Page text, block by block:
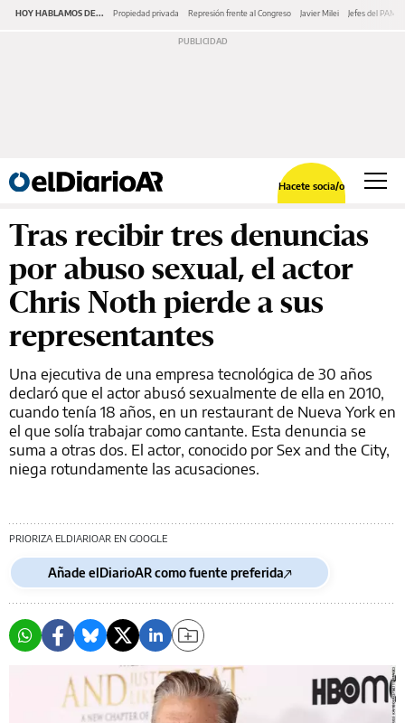
HOY HABLAMOS DE... Propiedad privada Represión frente al Congreso Javier Milei Jefes del PAMI
Hacete socia/o
Tras recibir tres denuncias
por abuso sexual, el actor
Chris Noth pierde a sus
representantes
Una ejecutiva de una empresa tecnológica de 30 años
declaró que el actor abusó sexualmente de ella en 2010,
cuando tenía 18 años, en un restaurant de Nueva York en
el que solía trabajar como cantante. Esta denuncia se
suma a otras dos. El actor, conocido por Sex and the City,
niega rotundamente las acusaciones.
PRIORIZA ELDIARIOAR EN GOOGLE
Añade elDiarioAR como fuente preferida